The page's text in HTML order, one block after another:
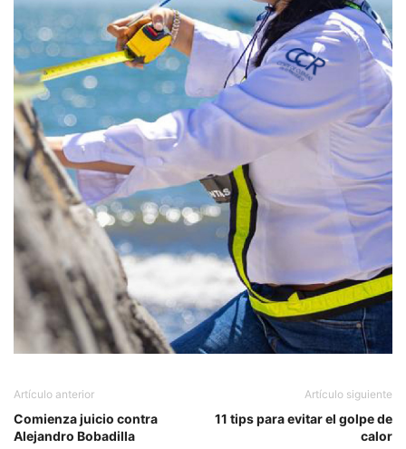
Artículo anterior
Comienza juicio contra
Alejandro Bobadilla
Artículo siguiente
11 tips para evitar el golpe de
calor